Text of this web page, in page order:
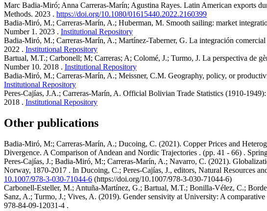
Marc Badia-Miró; Anna Carreras-Marín; Agustina Rayes. Latin American exports
Methods. 2023 . https://doi.org/10.1080/01615440.2022.2160399
Badia-Miró, M.; Carreras-Marín, A.; Huberman, M. Smooth sailing: market
Number 1. 2023 . Institutional Repository
Badia-Miró, M.; Carreras-Marín, A.; Martínez-Taberner, G. La integración
2022 . Institutional Repository
Bartual, M.T.; Carbonell; M; Carreras; A; Colomé, J.; Turmo, J. La perspectiva de
Number 10. 2018 . Institutional Repository
Badia-Miró, M.; Carreras-Marín, A.; Meissner, C.M. Geography, policy, or
Institutional Repository
Peres-Cajías, J.A.; Carreras-Marín, A. Official Bolivian Trade Statistics (1910-
2018 . Institutional Repository
Other publications
Badia-Miró, M:; Carreras-Marín, A.; Ducoing, C. (2021). Copper Prices and
Divergence. A Comparison of Andean and Nordic Trajectories . (pp. 41 - 66) .
Peres-Cajías, J.; Badia-Miró, M:; Carreras-Marín, A.; Navarro, C. (2021).
Norway, 1870-2017 . In Ducoing, C.; Peres-Cajías, J., editors, Natural Resources
10.1007/978-3-030-71044-6 (https://doi.org/10.1007/978-3-030-71044-6)
Carbonell-Esteller, M.; Antuña-Martínez, G.; Bartual, M.T.; Bonilla-Vélez, C.;
Sanz, A.; Turmo, J.; Vives, A. (2019). Gender sensivity at University: A
978-84-09-12031-4 .